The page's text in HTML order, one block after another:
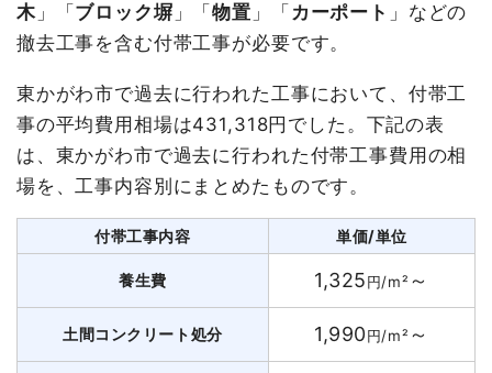
木」「 ブロック塀 」「物置 」「 カーポート 」などの
撤去工事を含む付帯工事が必要です。
東かがわ市で過去に行われた工事において、付帯工
事の平均費用相場は431,318円でした。下記の表
は、東かがわ市で過去に行われた付帯工事費用の相
場を、工事内容別にまとめたものです。
付帯工事内容 単価/単位
養生費 1,325円/m² ～
土間コンクリート処分 1,990円/m² ～